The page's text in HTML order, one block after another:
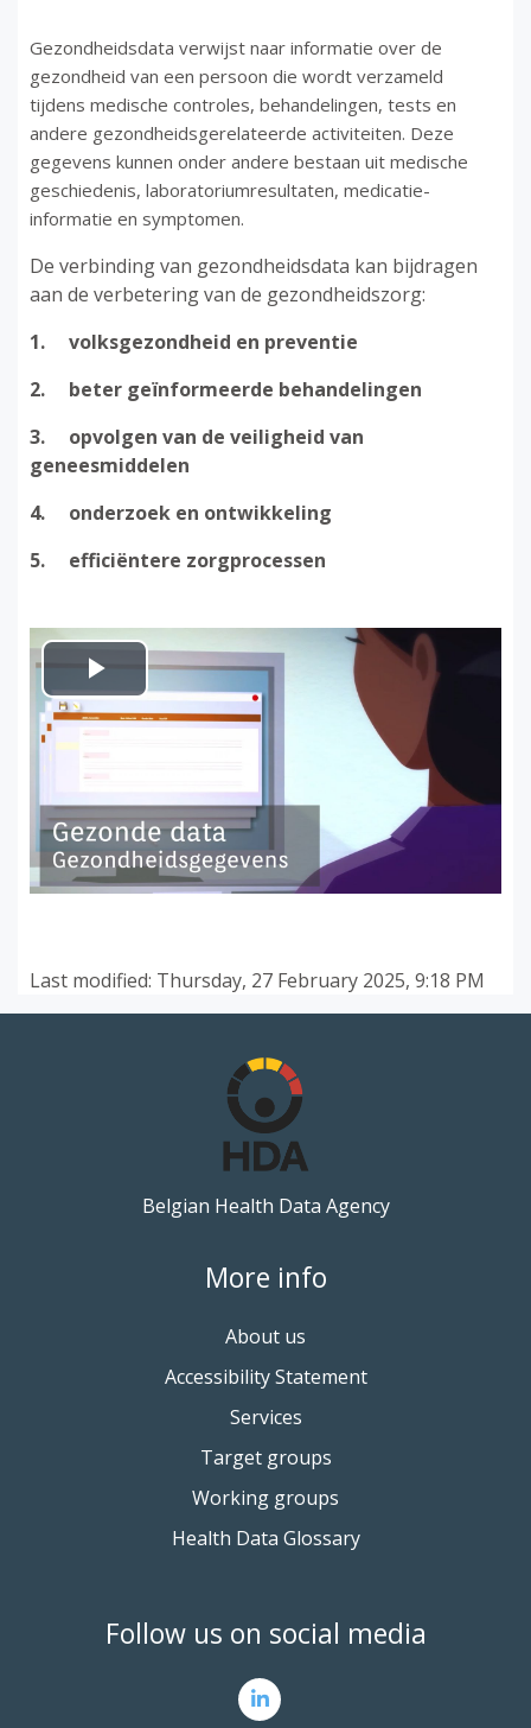
Gezondheidsdata verwijst naar informatie over de
gezondheid van een persoon die wordt verzameld
tijdens medische controles, behandelingen, tests en
andere gezondheidsgerelateerde activiteiten. Deze
gegevens kunnen onder andere bestaan uit medische
geschiedenis, laboratoriumresultaten, medicatie-
informatie en symptomen.
De verbinding van gezondheidsdata kan bijdragen
aan de verbetering van de gezondheidszorg:
1. volksgezondheid en preventie
2. beter geïnformeerde behandelingen
3. opvolgen van de veiligheid van
geneesmiddelen
4. onderzoek en ontwikkeling
5. efficiëntere zorgprocessen
Play
Video
Last modified: Thursday, 27 February 2025, 9:18 PM
Belgian Health Data Agency
More info
About us
Accessibility Statement
Services
Target groups
Working groups
Health Data Glossary
Follow us on social media